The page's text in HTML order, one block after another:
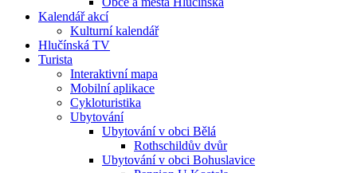
Kalendář akcí
Kulturní kalendář
Hlučínská TV
Turista
Interaktivní mapa
Mobilní aplikace
Cykloturistika
Ubytování
Ubytování v obci Bělá
Rothschildův dvůr
Ubytování v obci Bohuslavice